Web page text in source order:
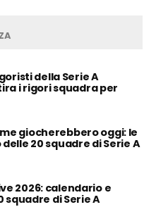
della Serie A
i rigori squadra per
giocherebbero oggi: le
20 squadre di Serie A
2026: calendario e
squadre di Serie A